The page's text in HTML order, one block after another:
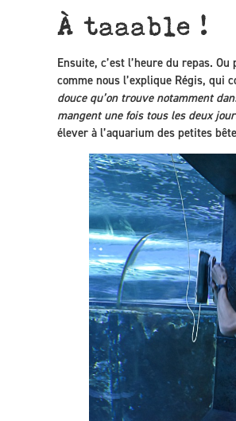
À taaable !
Ensuite, c’est l’heure du repas.
comme nous l’explique Régis, qui
douce qu’on trouve notamment
mangent une fois tous les deux
élever à l’aquarium des petites